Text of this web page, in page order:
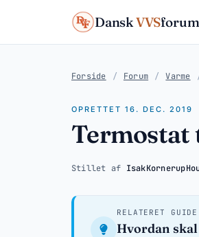
DanskVVSforum
Forside / Forum / Varme
OPRETTET 16. DEC. 2019
Stillet af
RELATERET GUIDE
Hvordan